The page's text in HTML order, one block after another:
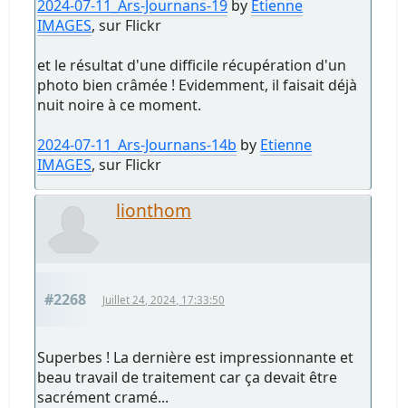
2024-07-11_Ars-Journans-19 by Etienne
IMAGES, sur Flickr
et le résultat d'une difficile récupération d'un
photo bien crâmée ! Evidemment, il faisait déjà
nuit noire à ce moment.
2024-07-11_Ars-Journans-14b by Etienne
IMAGES, sur Flickr
lionthom
#2268 Juillet 24, 2024, 17:33:50
Superbes ! La dernière est impressionnante et
beau travail de traitement car ça devait être
sacrément cramé...